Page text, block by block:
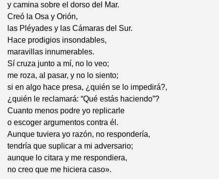
y camina sobre el dorso del Mar.
Creó la Osa y Orión,
las Pléyades y las Cámaras del Sur.
Hace prodigios insondables,
maravillas innumerables.
Sí cruza junto a mí, no lo veo;
me roza, al pasar, y no lo siento;
si en algo hace presa, ¿quién se lo impedirá?,
¿quién le reclamará: “Qué estás haciendo”?
Cuanto menos podre yo replicarle
o escoger argumentos contra él.
Aunque tuviera yo razón, no respondería,
tendría que suplicar a mi adversario;
aunque lo citara y me respondiera,
no creo que me hiciera caso».